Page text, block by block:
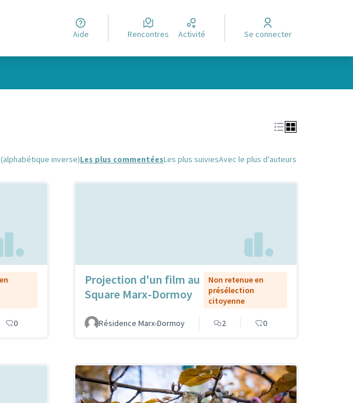
Aide Rencontres Activité Se connecter
(alphabétique inverse)Les plus commentéesLes plus suiviesAvec le plus d'auteurs
0
Projection d'un film au
Square Marx-Dormoy
Non retenue en
présélection
citoyenne
Résidence Marx-Dormoy 2 0